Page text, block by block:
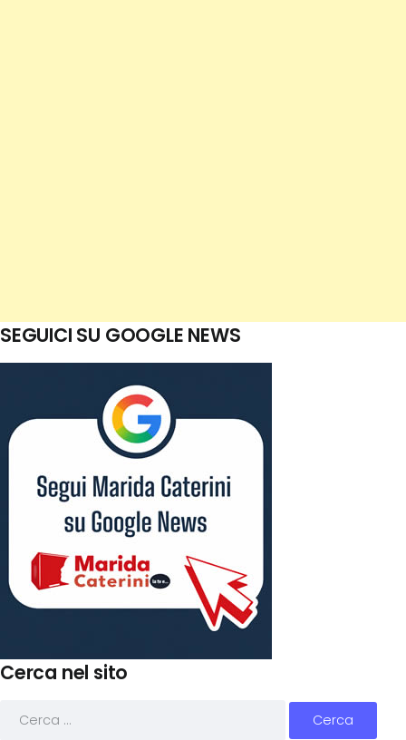
SEGUICI SU GOOGLE NEWS
Cerca nel sito